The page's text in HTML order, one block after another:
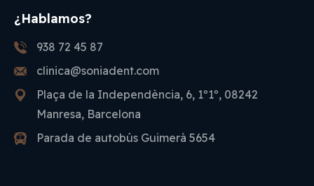
¿Hablamos?
938 72 45 87
clinica@soniadent.com
Plaça de la Independència, 6, 1º1º, 08242
Manresa, Barcelona
Parada de autobús Guimerà 5654